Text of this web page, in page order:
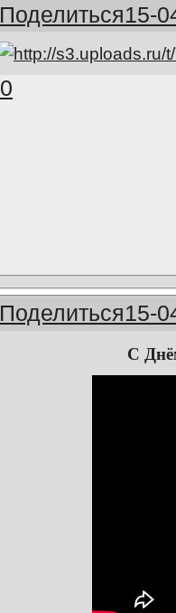
Поделиться15-
0
Поделиться15-
С